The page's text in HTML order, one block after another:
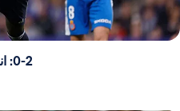
0-2: انتصار بثنائية من فينيسيوس جونيور.